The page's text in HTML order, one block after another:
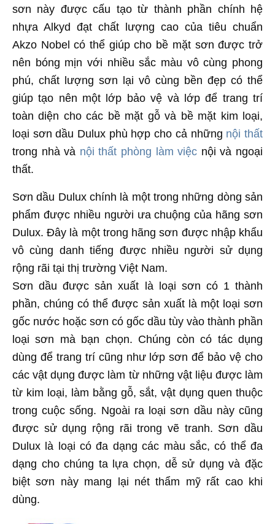
sơn này được cấu tạo từ thành phần chính hệ
nhựa Alkyd đạt chất lượng cao của tiêu chuẩn
Akzo Nobel có thể giúp cho bề mặt sơn được trở
nên bóng mịn với nhiều sắc màu vô cùng phong
phú, chất lượng sơn lại vô cùng bền đẹp có thể
giúp tạo nên một lớp bảo vệ và lớp để trang trí
toàn diện cho các bề mặt gỗ và bề mặt kim loại,
loại sơn dầu Dulux phù hợp cho cả những nội thất
trong nhà và nội thất phòng làm việc nội và ngoại
thất.
Sơn dầu Dulux chính là một trong những dòng sản
phẩm được nhiều người ưa chuộng của hãng sơn
Dulux. Đây là một trong hãng sơn được nhập khẩu
vô cùng danh tiếng được nhiều người sử dụng
rộng rãi tại thị trường Việt Nam.
Sơn dầu được sản xuất là loại sơn có 1 thành
phần, chúng có thể được sản xuất là một loại sơn
gốc nước hoặc sơn có gốc dầu tùy vào thành phần
loại sơn mà bạn chọn. Chúng còn có tác dụng
dùng để trang trí cũng như lớp sơn để bảo vệ cho
các vật dụng được làm từ những vật liệu được làm
từ kim loại, làm bằng gỗ, sắt, vật dụng quen thuộc
trong cuộc sống. Ngoài ra loại sơn dầu này cũng
được sử dụng rộng rãi trong vẽ tranh. Sơn dầu
Dulux là loại có đa dạng các màu sắc, có thể đa
dạng cho chúng ta lựa chọn, dễ sử dụng và đặc
biệt sơn này mang lại nét thẩm mỹ rất cao khi
dùng.